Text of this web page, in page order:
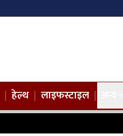
| हेल्थ | लाइफस्टाइल |